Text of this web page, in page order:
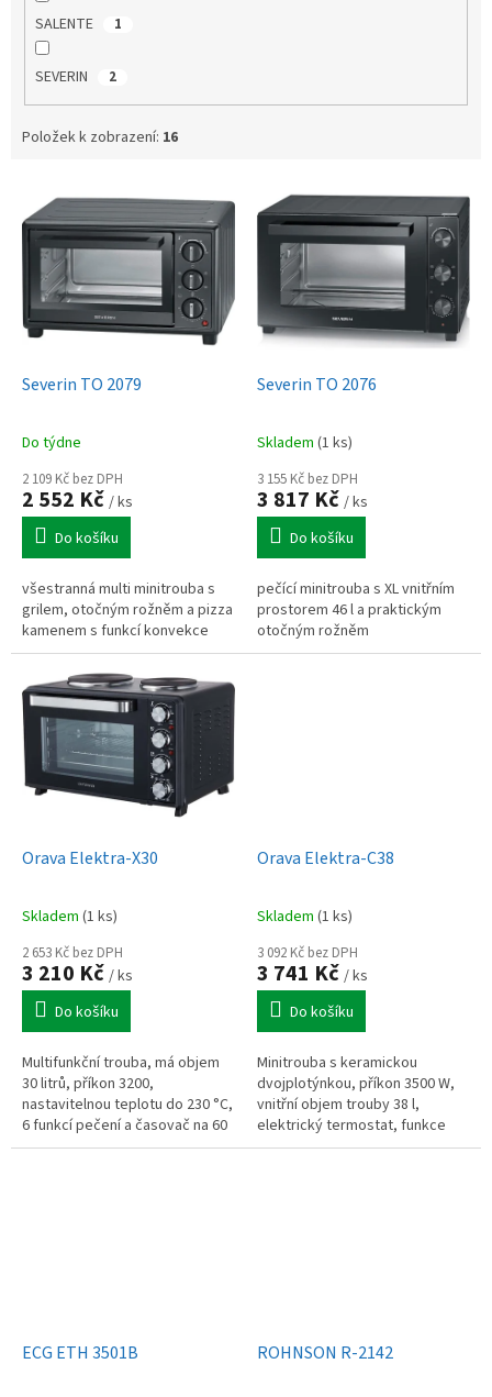
SALENTE 1
SEVERIN 2
Položek k zobrazení: 16
p
p
Severin TO 2079
Do týdne
2 109 Kč bez DPH
2 552 Kč / ks
Do košíku
všestranná multi minitrouba s
grilem, otočným rožněm a pizza
kamenem s funkcí konvekce
Severin TO 2076
Skladem (1 ks)
3 155 Kč bez DPH
3 817 Kč / ks
Do košíku
pečící minitrouba s XL vnitřním
prostorem 46 l a praktickým
otočným rožněm
Orava Elektra-X30
Skladem (1 ks)
2 653 Kč bez DPH
3 210 Kč / ks
Do košíku
Multifunkční trouba, má objem
30 litrů, příkon 3200,
nastavitelnou teplotu do 230 °C,
6 funkcí pečení a časovač na 60
minut, ideální pro grilování,
Orava Elektra-C38
Skladem (1 ks)
3 092 Kč bez DPH
3 741 Kč / ks
Do košíku
Minitrouba s keramickou
dvojplotýnkou, příkon 3500 W,
vnitřní objem trouby 38 l,
elektrický termostat, funkce
trouby a vařiče současně,
ECG ETH 3501B ROHNSON R-2142